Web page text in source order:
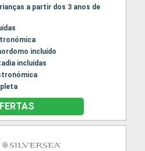
a partir dos 3 anos de
incluído
incluídas